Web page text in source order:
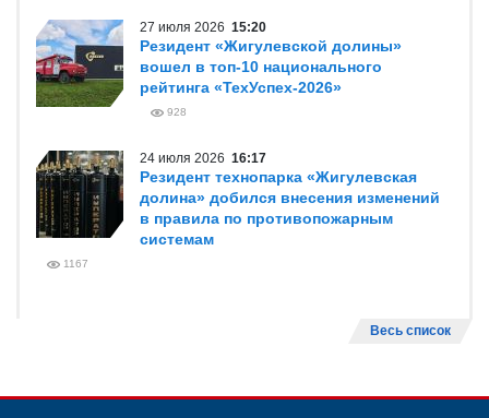
27 июля 2026 15:20
Резидент «Жигулевской долины»
вошел в топ-10 национального
рейтинга «ТехУспех-2026»
928
24 июля 2026 16:17
Резидент технопарка «Жигулевская
долина» добился внесения изменений
в правила по противопожарным
системам
1167
Весь список